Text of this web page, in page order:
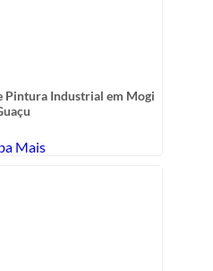
Pintura Industrial em Mogi
Mais